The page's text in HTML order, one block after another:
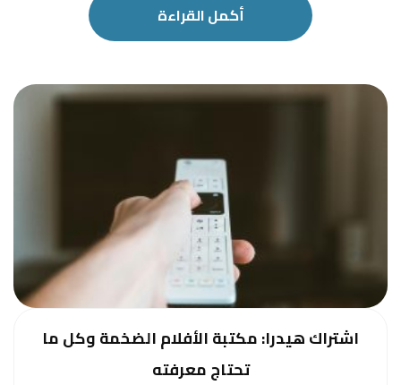
أكمل القراءة
اشتراك هيدرا: مكتبة الأفلام الضخمة وكل ما
تحتاج معرفته